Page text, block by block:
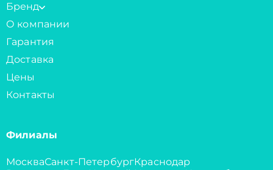
Бренд
О компании
Гарантия
Доставка
Цены
Контакты
Филиалы
МоскваСанкт-ПетербургКраснодар